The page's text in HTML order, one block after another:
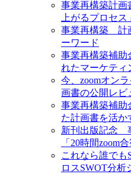
事業再構築計
上がるプロセ
事業再構築 計
ーワード
事業再構築補助
れたマーケティ
今、zoomオン
画書の公開レビ
事業再構築補助
た計画書を活か
新刊出版記念
「20時間zoom
これなら誰でも
ロスSWOT分析